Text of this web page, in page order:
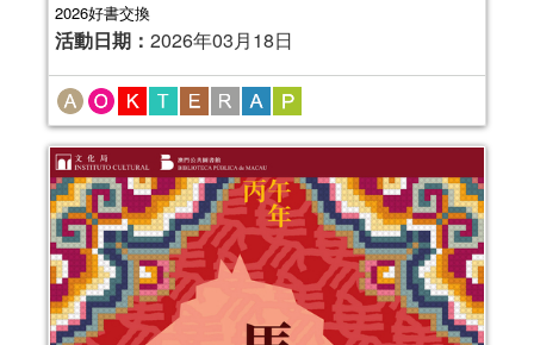
2026好書交換
活動日期： 2026年03月18日